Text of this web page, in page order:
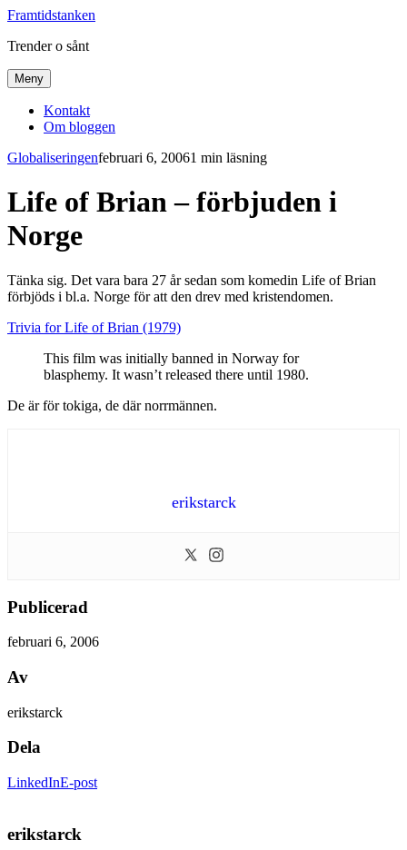
Framtidstanken
Trender o sånt
Meny
Kontakt
Om bloggen
Globaliseringenfebruari 6, 20061 min läsning
Life of Brian – förbjuden i
Norge
Tänka sig. Det vara bara 27 år sedan som komedin Life of Brian
förbjöds i bl.a. Norge för att den drev med kristendomen.
Trivia for Life of Brian (1979)
This film was initially banned in Norway for
blasphemy. It wasn’t released there until 1980.
De är för tokiga, de där norrmännen.
erikstarck
Publicerad
februari 6, 2006
Av
erikstarck
Dela
LinkedInE-post
erikstarck